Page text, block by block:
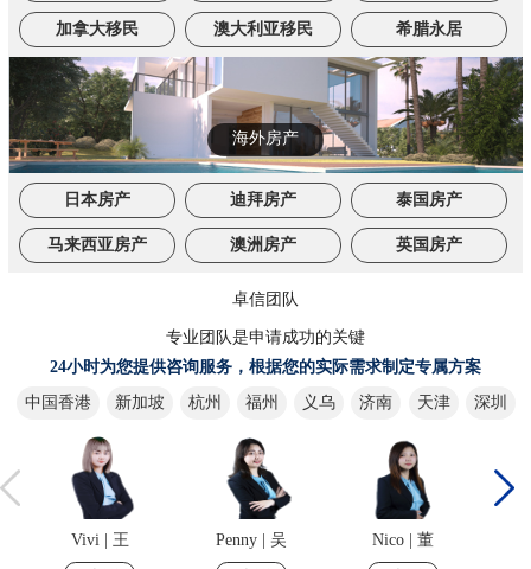
加拿大移民 澳大利亚移民 希腊永居
海外房产
日本房产 迪拜房产 泰国房产
马来西亚房产 澳洲房产 英国房产
卓信团队
专业团队是申请成功的关键
24小时为您提供咨询服务，根据您的实际需求制定专属方案
中国香港
新加坡 杭州 福州 义乌 济南 天津 深圳
Vivi | 王 Penny | 吴 Nico | 董